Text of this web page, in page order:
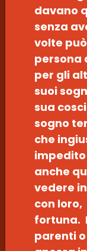
davano
senza
volte
persona
per gli
suoi
sua
sogno
che
impedito
anche
vedere
con
fortuna.
parenti